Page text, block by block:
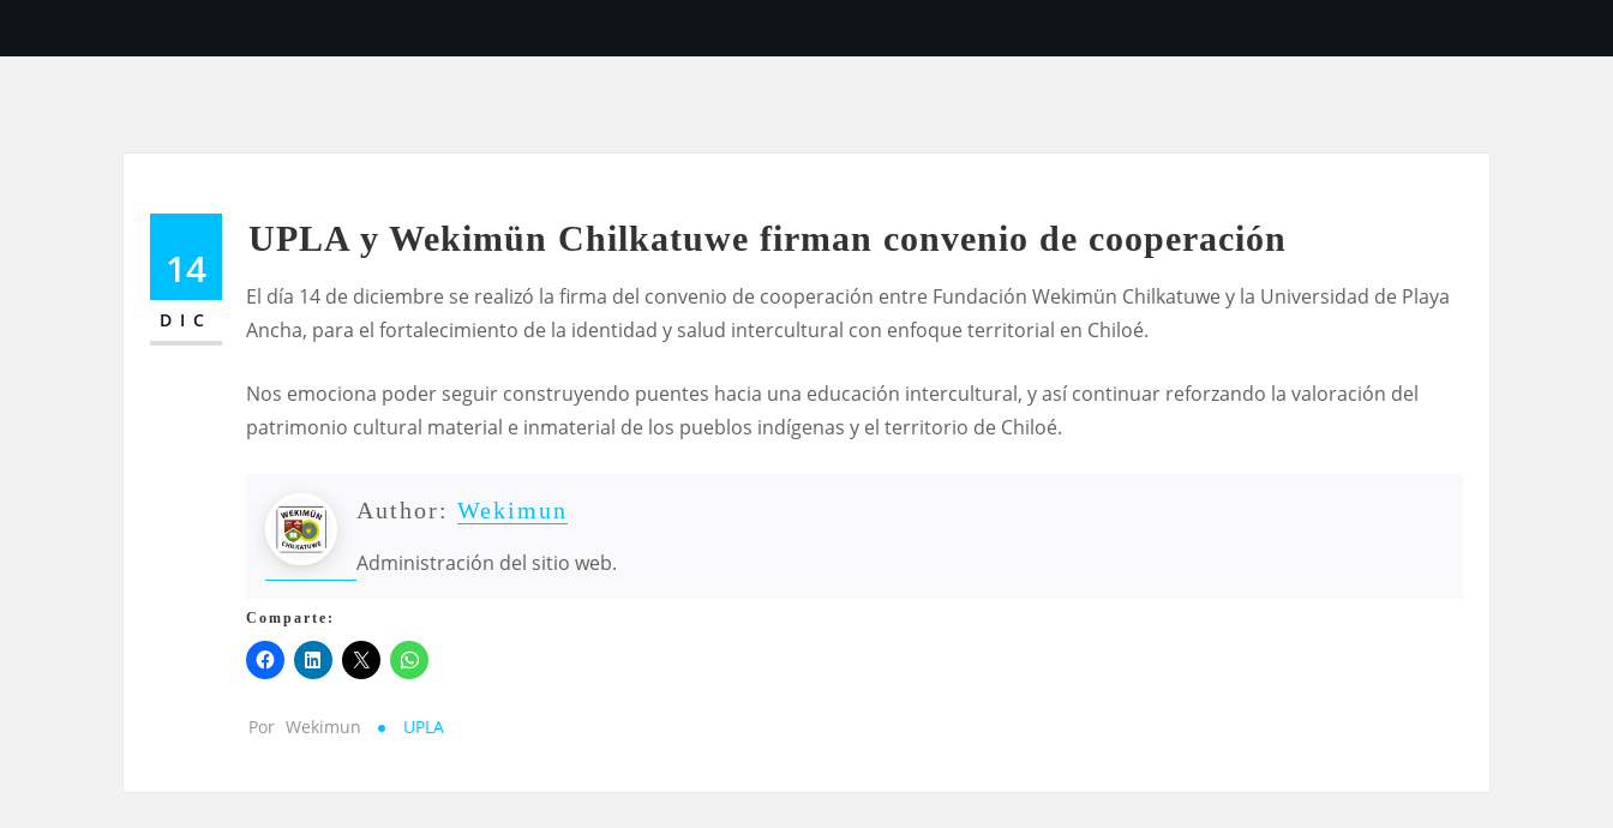
14
DIC
UPLA y Wekimün Chilkatuwe firman convenio de cooperación
El día 14 de diciembre se realizó la firma del convenio de cooperación entre Fundación Wekimün Chilkatuwe y la Universidad de Playa
Ancha, para el fortalecimiento de la identidad y salud intercultural con enfoque territorial en Chiloé.
Nos emociona poder seguir construyendo puentes hacia una educación intercultural, y así continuar reforzando la valoración del
patrimonio cultural material e inmaterial de los pueblos indígenas y el territorio de Chiloé.
Author: Wekimun
Administración del sitio web.
Comparte:
Por Wekimun UPLA